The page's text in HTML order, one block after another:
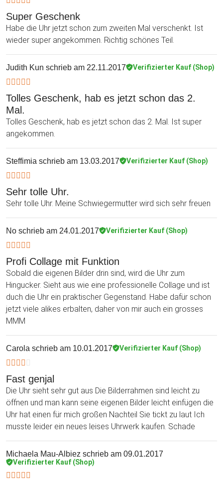
Super Geschenk
Habe die Uhr jetzt schon zum zweiten Mal verschenkt. Ist
wieder super angekommen. Richtig schönes Teil.
Judith Kun schrieb am 22.11.2017 Verifizierter Kauf (Shop)
Tolles Geschenk, hab es jetzt schon das 2.
Mal.
Tolles Geschenk, hab es jetzt schon das 2. Mal. Ist super
angekommen.
Steffimia schrieb am 13.03.2017 Verifizierter Kauf (Shop)
Sehr tolle Uhr.
Sehr tolle Uhr. Meine Schwiegermutter wird sich sehr freuen
No schrieb am 24.01.2017 Verifizierter Kauf (Shop)
Profi Collage mit Funktion
Sobald die eigenen Bilder drin sind, wird die Uhr zum
Hingucker. Sieht aus wie eine professionelle Collage und ist
duch die Uhr ein praktischer Gegenstand. Habe dafür schon
jetzt viele alikes erbalten, daher von mir auch ein grosses
MMM
Carola schrieb am 10.01.2017 Verifizierter Kauf (Shop)
Fast genjal
Die Uhr sieht sehr gut aus Die Bilderrahmen sind leicht zu
öffnen und man kann seine eigenen Bilder leicht einfügen die
Uhr hat einen für mich großen Nachteil Sie tickt zu laut Ich
musste leider ein neues leises Uhrwerk kaufen. Schade
Michaela Mau-Albiez schrieb am 09.01.2017
Verifizierter Kauf (Shop)